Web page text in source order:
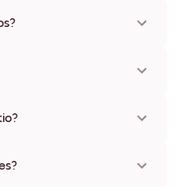
incluidas opciones sin
enviaremos un número de